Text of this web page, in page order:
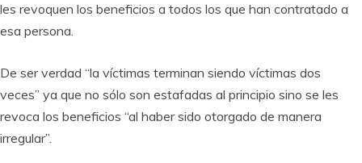
les revoquen los beneficios a todos los que han contratado a
esa persona.
De ser verdad “la víctimas terminan siendo víctimas dos
veces” ya que no sólo son estafadas al principio sino se les
revoca los beneficios “al haber sido otorgado de manera
irregular”.